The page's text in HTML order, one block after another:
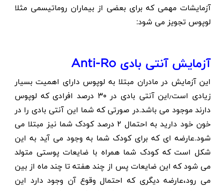
آزمایشات مهمی که برای بعضی از بیماران روماتیسمی مثلا
لوپوس تجویز می شود:
آزمایش آنتی بادی Anti-Ro
این آزمایش در مادران مبتلا به لوپوس دارای اهمیت بسیار
زیادی است٫این آنتی بادی در ۳۰ درصد افرادی که لوپوس
دارند موجود می باشد.در صورتی که شما این آنتی بادی را در
خون خود دارید به احتمال ۲ درصد کودک شما نیز مبتلا می
شود.عارضه ای که برای کودک شما به وجود می آید به این
شکل است که کودک شما همراه با ضایعات پوستی متولد
می شود که این ضایعات پس از چند هفته تا چند ماه از بین
می رود،عارضه دیگری که احتمال وقوع آن وجود دارد این